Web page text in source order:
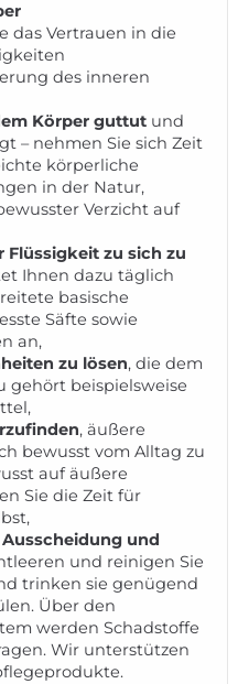
das Vertrauen in die
des inneren
Körper guttut und
– nehmen Sie sich Zeit
körperliche
in der Natur,
Verzicht auf
Flüssigkeit zu sich zu
Ihnen dazu täglich
basische
Säfte sowie
an,
zu lösen, die dem
gehört beispielsweise
, äußere
bewusst vom Alltag zu
auf äußere
Sie die Zeit für
und
und reinigen Sie
trinken sie genügend
Über den
werden Schadstoffe
Wir unterstützen